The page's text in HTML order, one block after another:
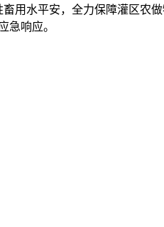
用水平安，全力保障灌区农
急响应。